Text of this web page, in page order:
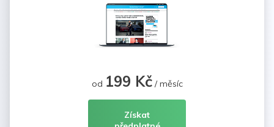
od 199 Kč/ měsíc
Získat